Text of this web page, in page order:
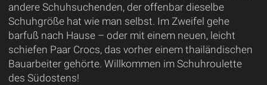
andere Schuhsuchenden, der offenbar dieselbe
Schuhgröße hat wie man selbst. Im Zweifel gehe
barfuß nach Hause – oder mit einem neuen, leicht
schiefen Paar Crocs, das vorher einem thailändischen
Bauarbeiter gehörte. Willkommen im Schuhroulette
des Südostens!